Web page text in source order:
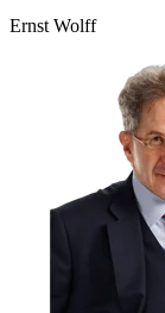
Ernst Wolff